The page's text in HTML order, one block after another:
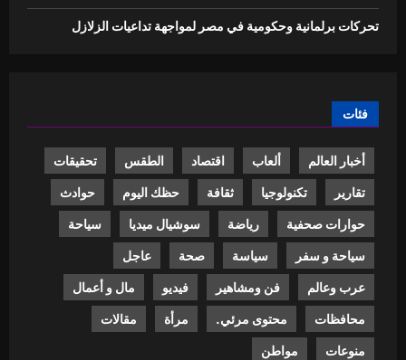
تحركات برلمانية وحكومية في مصر لمواجهة تداعيات الزلازل
فئات
أخبار العالم ألعاب اقتصاد الطقس تحقيقات
تقارير تكنولوجيا ثقافة حظك اليوم حوادث
حوارات صحفية رياضة سوشيال ميديا سياحة
سياحة و سفر سياسة صحة عاجل
عرب وعالم فن ومشاهير فيديو مال و أعمال
محافظات محتوى مرئي. مرأة مقالات
منوعات مواطن